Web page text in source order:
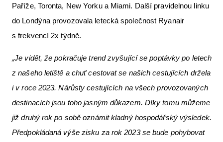
Paříže, Toronta, New Yorku a Miami. Další pravidelnou linku
do Londýna provozovala letecká společnost Ryanair
s frekvencí 2x týdně.
„Je vidět, že pokračuje trend zvyšující se poptávky po letech
z našeho letiště a chuť cestovat se našich cestujících držela
i v roce 2023. Nárůsty cestujících na všech provozovaných
destinacích jsou toho jasným důkazem. Díky tomu můžeme
již druhý rok po sobě oznámit kladný hospodářský výsledek.
Předpokládaná výše zisku za rok 2023 se bude pohybovat